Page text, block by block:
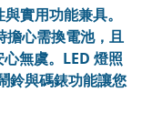
實用功能兼具。
擔心需換電池，且
無虞。LED 燈照
鈴與碼錶功能讓您